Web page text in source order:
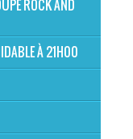
ROCK AND
À 21H00